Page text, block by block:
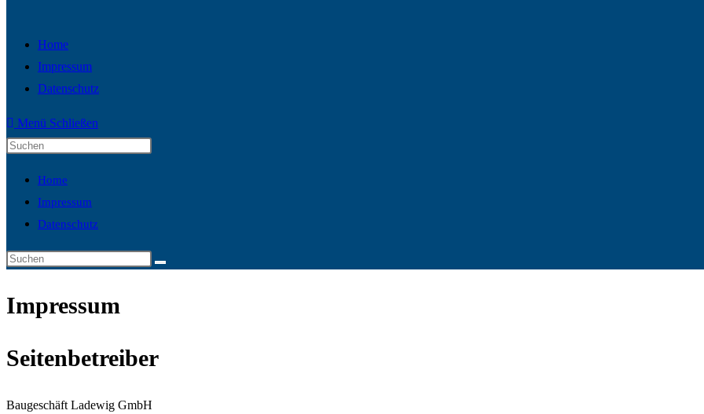
Home
Impressum
Datenschutz
Menü Schließen
Home
Impressum
Datenschutz
Impressum
Seitenbetreiber
Baugeschäft Ladewig GmbH